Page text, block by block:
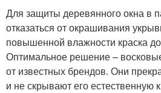
Для защиты деревянного окна в
отказаться от окрашивания
повышенной влажности краска
Оптимальное решение –
от известных брендов. Они
и не скрывают его естественную